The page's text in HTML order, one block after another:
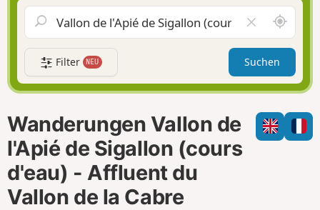
i
a
t
o
n
e
l
d
l
e
e
e
S
c
h
u
m
i
h
Filter NEU Suchen
Wanderungen Vallon de
l'Apié de Sigallon (cours
d'eau) - Affluent du
Vallon de la Cabre